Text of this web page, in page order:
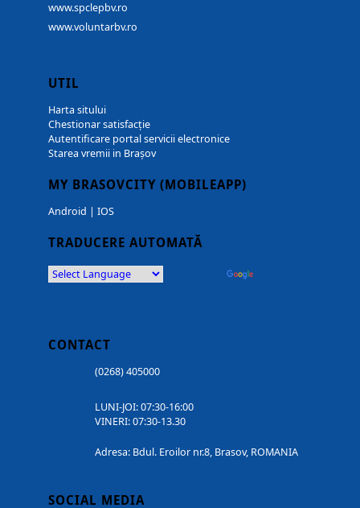
www.spclepbv.ro
www.voluntarbv.ro
UTIL
Harta sitului
Chestionar satisfacție
Autentificare portal servicii electronice
Starea vremii in Brașov
MY BRASOVCITY (MOBILEAPP)
Android | IOS
TRADUCERE AUTOMATĂ
CONTACT
(0268) 405000
LUNI-JOI: 07:30-16:00
VINERI: 07:30-13.30
Adresa: Bdul. Eroilor nr.8, Brasov, ROMANIA
SOCIAL MEDIA